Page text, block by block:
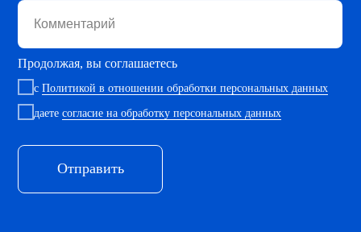
Комментарий
Продолжая, вы соглашаетесь
сПолитикой в отношении обработки персональных данных
даетесогласие на обработку персональных данных
Отправить